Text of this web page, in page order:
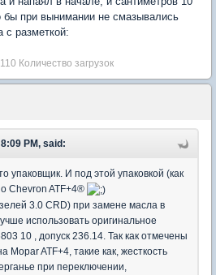
при вынимании не смазывались
с разметкой:
110 Количество загрузок
PM, said:
упаковщик. И под этой упаковкой (как
Chevron ATF+4®
3.0 CRD) при замене масла в
использовать оригинальное
10 , допуск 236.14. Так как отмечены
ATF+4, такие как, жесткость
при переключении,